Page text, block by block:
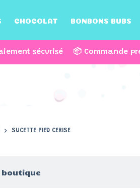
CHOCOLAT BONBONS BUBS
sécurisé 📦 Commande
SUCETTE PIED CERISE
boutique